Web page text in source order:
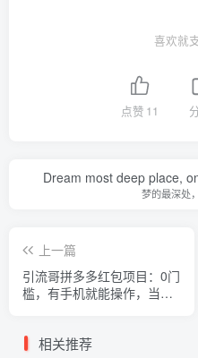
喜欢就
点赞 11
Dream most deep place,
梦的最深处
上一篇
引流哥拼多多红包项目：0门
槛，有手机就能操作，当天
相关推荐